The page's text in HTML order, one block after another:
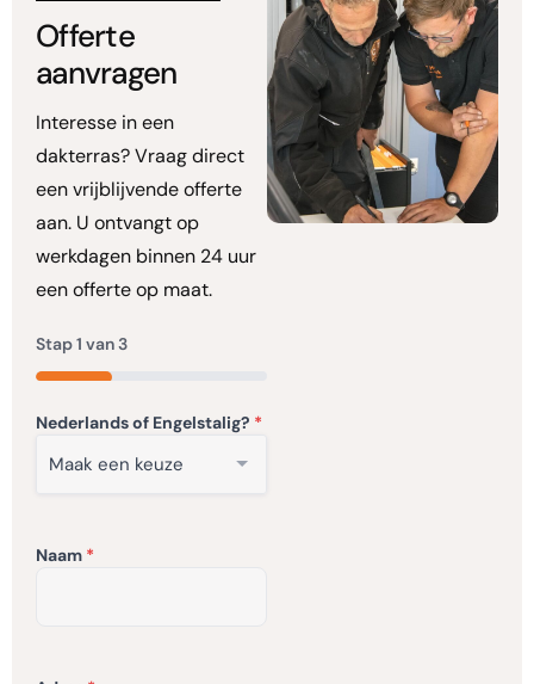
Offerte
aanvragen
Interesse in een
dakterras? Vraag direct
een vrijblijvende offerte
aan. U ontvangt op
werkdagen binnen 24 uur
een offerte op maat.
Stap1 van3
33%
Nederlands of Engelstalig?
Naam